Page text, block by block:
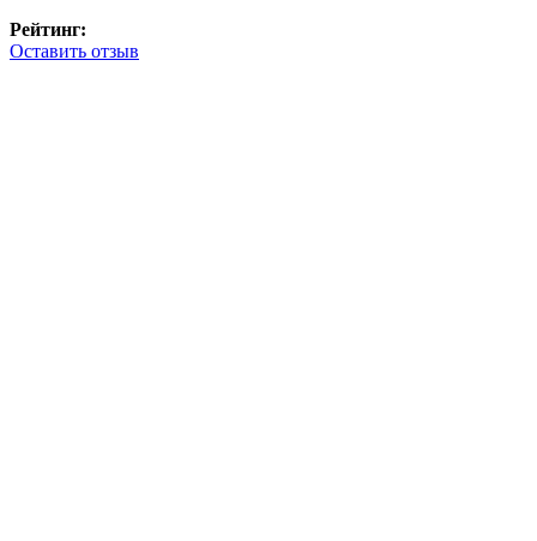
Рейтинг:
Оставить отзыв